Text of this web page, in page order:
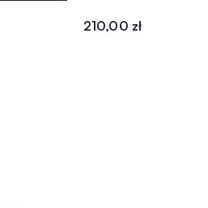
210,00 zł